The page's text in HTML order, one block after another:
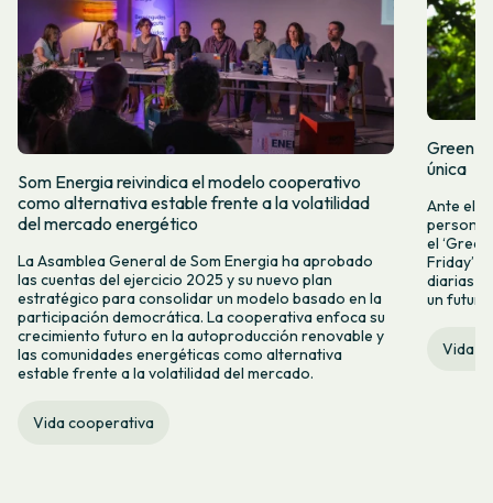
Som Energia reivindica el modelo cooperativo
como alternativa estable frente a la volatilidad
del mercado energético
La Asamblea General de Som Energia ha aprobado
las cuentas del ejercicio 2025 y su nuevo plan
estratégico para consolidar un modelo basado en la
participación democrática. La cooperativa enfoca su
crecimiento futuro en la autoproducción renovable y
las comunidades energéticas como alternativa
estable frente a la volatilidad del mercado.
Vida cooperativa
Green
única
Ante el
el
Friday’
diarias y
un
Vida